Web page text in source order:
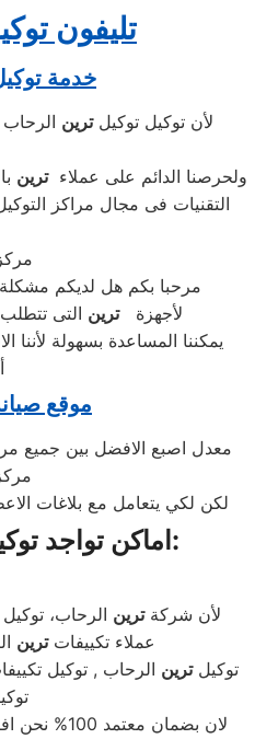
تليفون
خدمة
لأن توكيل توكيلترين
ولحرصنا الدائم على عملاءترين
التقنيات فى مجال مراكز
مرحبا بكم هل لديكم
لأجهزةترين التى
يمكننا المساعدة بسهولة لأننا
موقع
معدل اصبع الافضل بين جميع
لكن لكي يتعامل مع بلاغات
اماكن تواجد توكيل ترين فى الرحاب:
لأن شركةترين الرحاب،
عملاء تكييفاتترين
توكيلترين الرحاب , توكيل
لان بضمان